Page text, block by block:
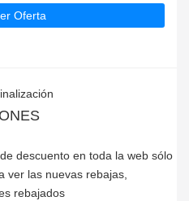
Oferta
descuento en toda la web sólo
ver las nuevas rebajas,
rebajados